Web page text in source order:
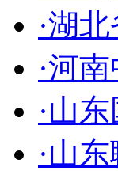
·湖
·河
·山
·山